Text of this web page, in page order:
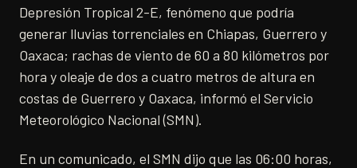
Depresión Tropical 2-E, fenómeno que podría
generar lluvias torrenciales en Chiapas, Guerrero y
Oaxaca; rachas de viento de 60 a 80 kilómetros por
hora y oleaje de dos a cuatro metros de altura en
costas de Guerrero y Oaxaca, informó el Servicio
Meteorológico Nacional (SMN).
En un comunicado, el SMN dijo que las 06:00 horas,